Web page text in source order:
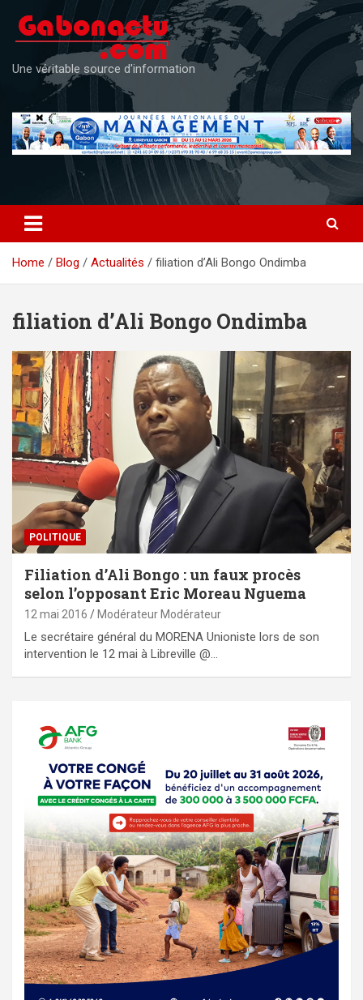
content
Une véritable source d'information
Home Blog Actualités filiation d’Ali Bongo Ondimba
filiation d’Ali Bongo Ondimba
POLITIQUE
Filiation d’Ali Bongo : un faux procès
selon l’opposant Eric Moreau Nguema
12 mai 2016 Modérateur Modérateur
Le secrétaire général du MORENA Unioniste lors de son
intervention le 12 mai à Libreville @…